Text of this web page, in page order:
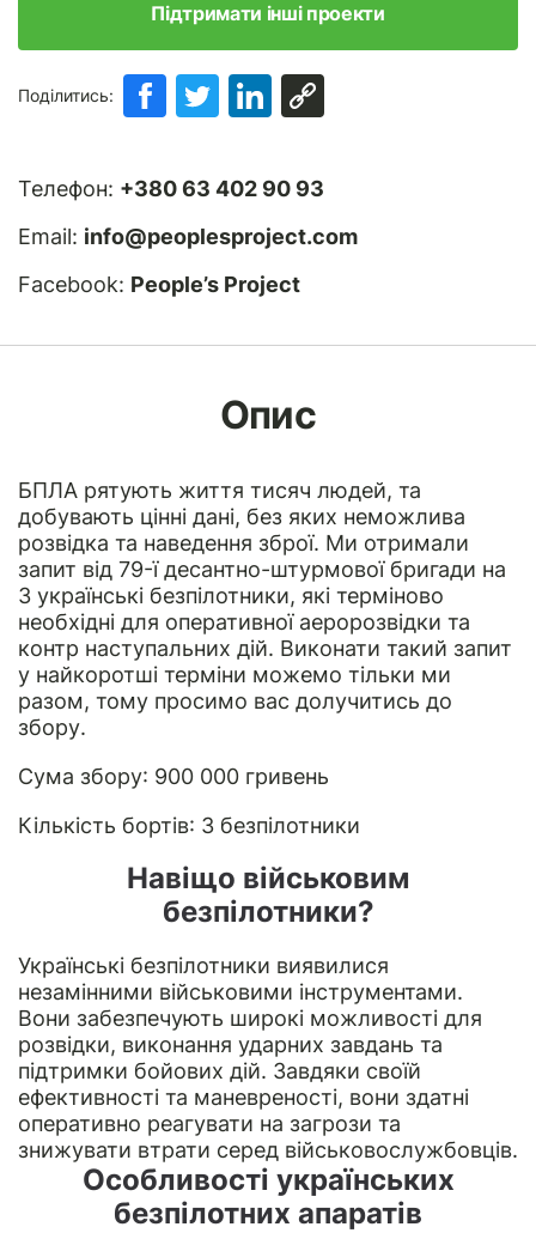
Підтримати інші проекти
Поділитись:
Телефон: +380 63 402 90 93
Email: info@peoplesproject.com
Facebook: People’s Project
Опис
БПЛА рятують життя тисяч людей, та
добувають цінні дані, без яких неможлива
розвідка та наведення зброї. Ми отримали
запит від 79-ї десантно-штурмової бригади на
3 українські безпілотники, які терміново
необхідні для оперативної аеророзвідки та
контр наступальних дій. Виконати такий запит
у найкоротші терміни можемо тільки ми
разом, тому просимо вас долучитись до
збору.
Сума збору: 900 000 гривень
Кількість бортів: 3 безпілотники
Навіщо військовим
безпілотники?
Українські безпілотники виявилися
незамінними військовими інструментами.
Вони забезпечують широкі можливості для
розвідки, виконання ударних завдань та
підтримки бойових дій. Завдяки своїй
ефективності та маневреності, вони здатні
оперативно реагувати на загрози та
знижувати втрати серед військовослужбовців.
Особливості українських
безпілотних апаратів